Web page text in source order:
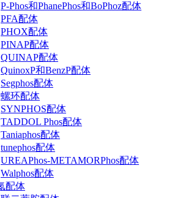
P-Phos和PhanePhos和BoPhoz配体
PFA配体
PHOX配体
PINAP配体
QUINAP配体
QuinoxP和BenzP配体
Segphos配体
螺环配体
SYNPHOS配体
TADDOL Phos配体
Taniaphos配体
tunephos配体
UREAPhos-METAMORPhos配体
Walphos配体
配体